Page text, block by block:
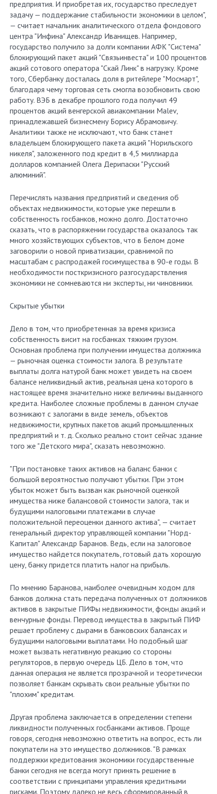
предприятия. И приобретая их, государство преследует
задачу — поддержание стабильности экономики в целом",
— считает начальник аналитического отдела фондового
центра "Инфина" Александр Иванищев. Например,
государство получило за долги компании АФК "Система"
блокирующий пакет акций "Связьинвеста" и 100 процентов
акций сотового оператора "Скай Линк" в нагрузку. Кроме
того, Сбербанку досталась доля в ритейлере "Мосмарт",
благодаря чему торговая сеть смогла возобновить свою
работу. ВЭБ в декабре прошлого года получил 49
процентов акций венгерской авиакомпании Malev,
принадлежавшей бизнесмену Борису Абрамовичу.
Аналитики также не исключают, что банк станет
владельцем блокирующего пакета акций "Норильского
никеля", заложенного под кредит в 4,5 миллиарда
долларов компанией Олега Дерипаски "Русский
алюминий".
Перечислять названия предприятий и сведения об
объектах недвижимости, которые уже перешли в
собственность госбанков, можно долго. Достаточно
сказать, что в распоряжении государства оказалось так
много хозяйствующих субъектов, что в Белом доме
заговорили о новой приватизации, сравнимой по
масштабам с распродажей госимущества в 90-е годы. В
необходимости посткризисного разгосударствления
экономики не сомневаются ни эксперты, ни чиновники.
Скрытые убытки
Дело в том, что приобретенная за время кризиса
собственность висит на госбанках тяжким грузом.
Основная проблема при получении имущества должника
— рыночная оценка стоимости залога. В результате
выплаты долга натурой банк может увидеть на своем
балансе неликвидный актив, реальная цена которого в
настоящее время значительно ниже величины выданного
кредита. Наиболее сложные проблемы в данном случае
возникают с залогами в виде земель, объектов
недвижимости, крупных пакетов акций промышленных
предприятий и т. д. Сколько реально стоит сейчас здание
того же "Дет­ского мира", сказать невозможно.
"При постановке таких активов на баланс банки с
большой вероятностью получают убытки. При этом
убыток может быть вызван как рыночной оценкой
имущества ниже балансовой стоимости залога, так и
будущими налоговыми платежами в случае
положительной переоценки данного актива", — считает
генеральный директор управляющей компании "Норд-
Капитал" Александр Баранов. Ведь, если на залоговое
имущество найдется покупатель, готовый дать хорошую
цену, банку придется платить налог на прибыль.
По мнению Баранова, наиболее очевидным ходом для
банков должна стать передача полученных от должников
активов в закрытые ПИФы недвижимости, фонды акций и
венчурные фонды. Перевод имущества в закрытый ПИФ
решает проблему с дырами в банковских балансах и
будущими налоговыми выплатами. Но подобный шаг
может вызвать негативную реакцию со стороны
регуляторов, в первую очередь ЦБ. Дело в том, что
данная операция не является прозрачной и теоретически
позволяет банкам скрывать свои реальные убытки по
"плохим" кредитам.
Другая проблема заключается в определении степени
ликвидности полученных госбанками активов. Проще
говоря, сегодня невозможно ответить на вопрос, есть ли
покупатели на это имущество должников. "В рамках
поддержки кредитования экономики государственные
банки сегодня не всегда могут принять решение в
соответствии с принципами управления кредитными
рисками. Поэтому далеко не весь сформированный в